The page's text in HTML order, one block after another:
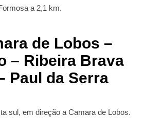
a 2,1 km.
de Lobos –
– Ribeira Brava
Paul da Serra
sul, em direção a Camara de Lobos.